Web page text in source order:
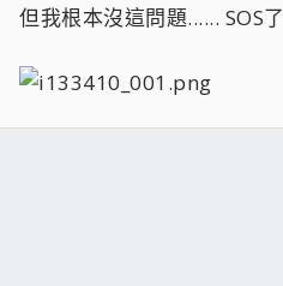
但我根本沒這問題...... SOS了